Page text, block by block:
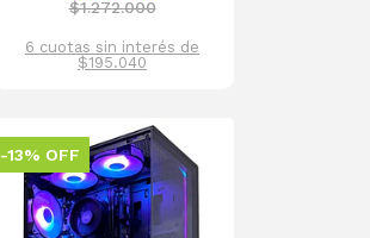
$1.272.000
6 cuotas sin interés de
$195.040
-13% OFF